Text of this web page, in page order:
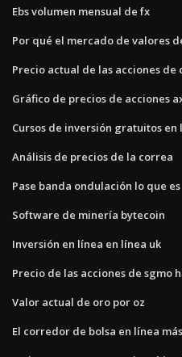
Ebs volumen mensual de fx
Por qué el mercado de valores
Precio actual de las acciones de
Gráfico de precios de acciones
Cursos de inversión gratuitos en
Análisis de precios de la correa
Pase banda ondulación lo que es
Software de minería bytecoin
Inversión en línea en línea uk
Precio de las acciones de sgmo
Valor actual de oro por oz
El corredor de bolsa en línea